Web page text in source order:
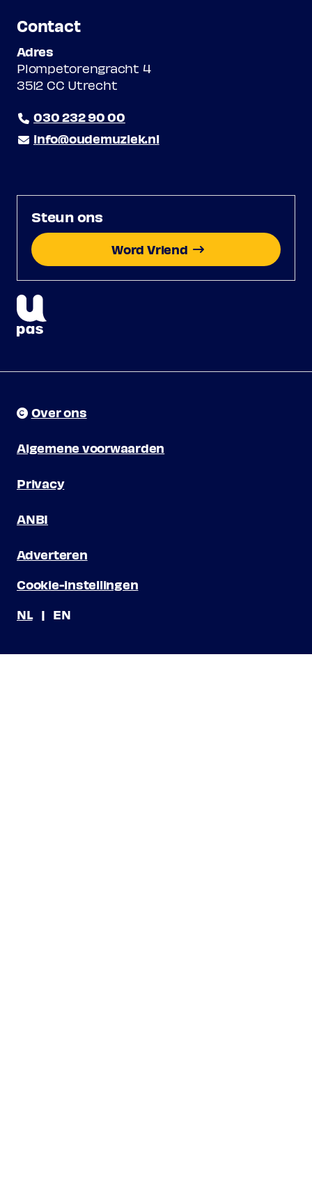
Contact
Adres
Plompetorengracht 4
3512 CC Utrecht
030 232 90 00
info@oudemuziek.nl
Steun ons
Word Vriend
Over ons
Algemene voorwaarden
Privacy
ANBI
Adverteren
Cookie-instellingen
NL
EN